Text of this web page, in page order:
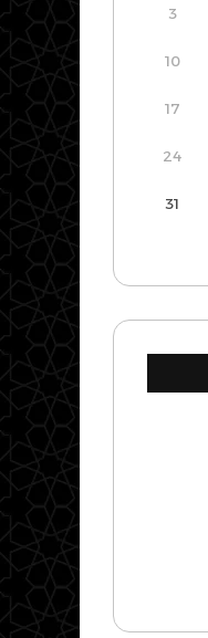
3
10
17
24
31